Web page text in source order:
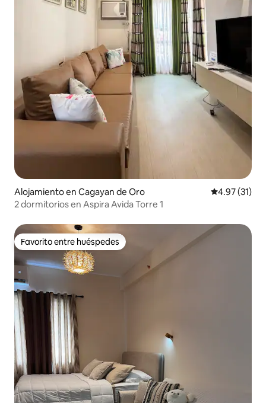
Alojamiento en Cagayan de Oro Calificación
4.97 (31)
2 dormitorios en Aspira Avida Torre 1
Favorito entre huéspedes
Favorito entre huéspedes